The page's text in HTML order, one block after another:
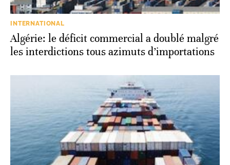
INTERNATIONAL
Algérie: le déficit commercial a doublé malgré
les interdictions tous azimuts d’importations